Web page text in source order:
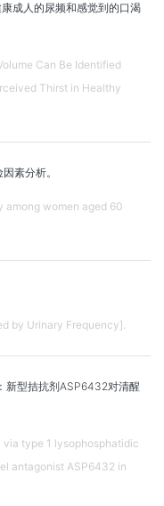
成人的尿频和感觉到的口渴
Can Be Identified
Thirst in Healthy
素分析。
among women aged 60
by Urinary Frequency].
新型拮抗剂ASP6432对清醒
type 1 lysophosphatidic
antagonist ASP6432 in